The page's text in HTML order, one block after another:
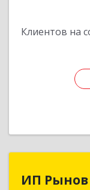
Клиентов на
ИП Рынов